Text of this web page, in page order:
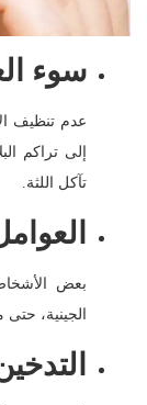
سوء
عدم تنظيف
إلى تراكم
تآكل اللثة.
بعض
الجينية، حتى